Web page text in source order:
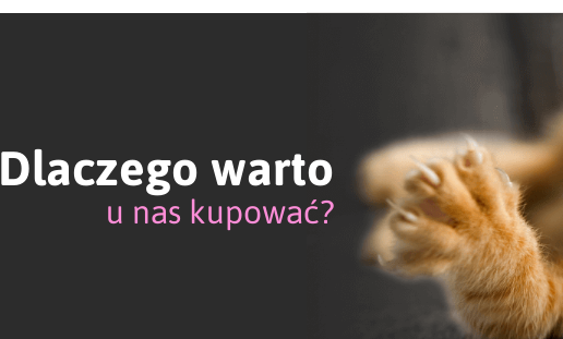
Dlaczego warto
u nas kupować?